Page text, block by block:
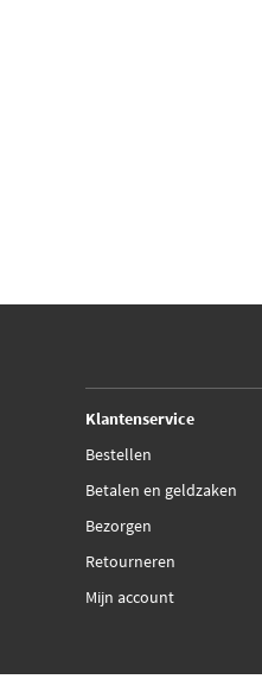
Klantenservice
Bestellen
Betalen en geldzaken
Bezorgen
Retourneren
Mijn account